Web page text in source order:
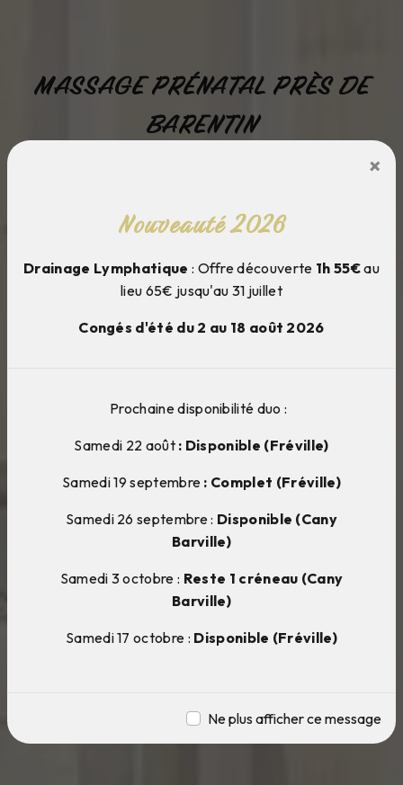
Nouveauté 2026
Drainage Lymphatique : Offre découverte 1h 55€au
lieu 65€ jusqu'au 31 juillet
Congés d'été du 2 au 18 août 2026
×
Prochaine disponibilité duo :
Samedi 22 août: Disponible (Fréville)
Samedi 19 septembre : Complet (Fréville)
Samedi 26 septembre : Disponible (Cany
Barville)
Samedi 3 octobre : Reste 1 créneau (Cany
Barville)
Samedi 17 octobre : Disponible (Fréville)
Ne plus afficher ce message
MASSAGE PRÉNATAL PRÈS DE
BARENTIN